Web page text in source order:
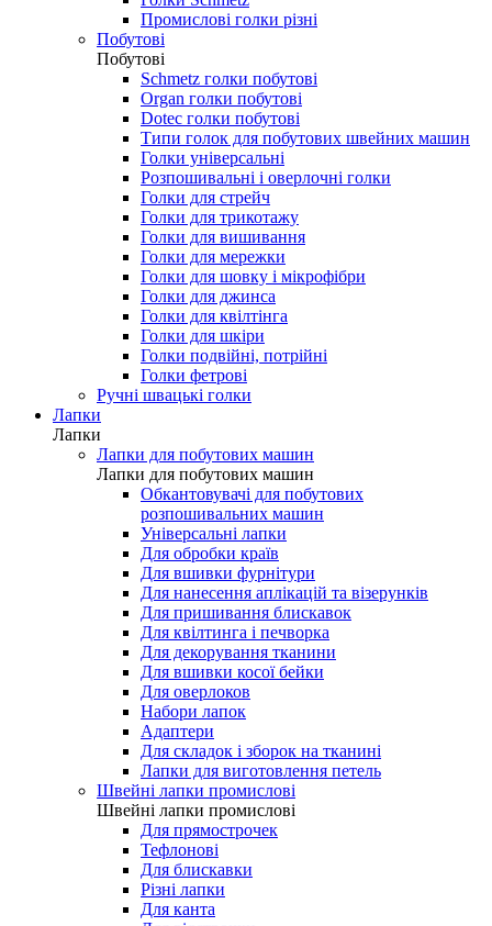
Промислові голки різні
Побутові
Побутові
Schmetz голки побутові
Organ голки побутові
Dotec голки побутові
Типи голок для побутових швейних машин
Голки універсальні
Розпошивальні і оверлочні голки
Голки для стрейч
Голки для трикотажу
Голки для вишивання
Голки для мережки
Голки для шовку і мікрофібри
Голки для джинса
Голки для квілтінга
Голки для шкіри
Голки подвійні, потрійні
Голки фетрові
Ручні швацькі голки
Лапки
Лапки
Лапки для побутових машин
Лапки для побутових машин
Обкантовувачі для побутових
розпошивальних машин
Універсальні лапки
Для обробки країв
Для вшивки фурнітури
Для нанесення аплікацій та візерунків
Для пришивання блискавок
Для квілтинга і печворка
Для декорування тканини
Для вшивки косої бейки
Для оверлоков
Набори лапок
Адаптери
Для складок і зборок на тканині
Лапки для виготовлення петель
Швейні лапки промислові
Швейні лапки промислові
Для прямострочек
Тефлонові
Для блискавки
Різні лапки
Для канта